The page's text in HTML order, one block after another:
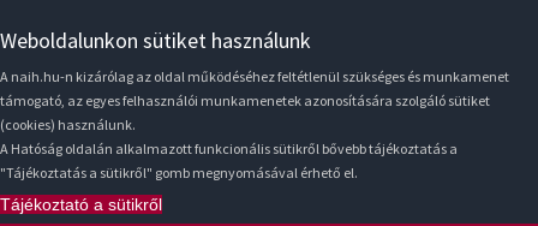
Weboldalunkon sütiket használunk
A naih.hu-n kizárólag az oldal működéséhez feltétlenül szükséges és munkamenet
támogató, az egyes felhasználói munkamenetek azonosítására szolgáló sütiket
(cookies) használunk.
A Hatóság oldalán alkalmazott funkcionális sütikről bővebb tájékoztatás a
"Tájékoztatás a sütikről" gomb megnyomásával érhető el.
Tájékoztató a sütikről